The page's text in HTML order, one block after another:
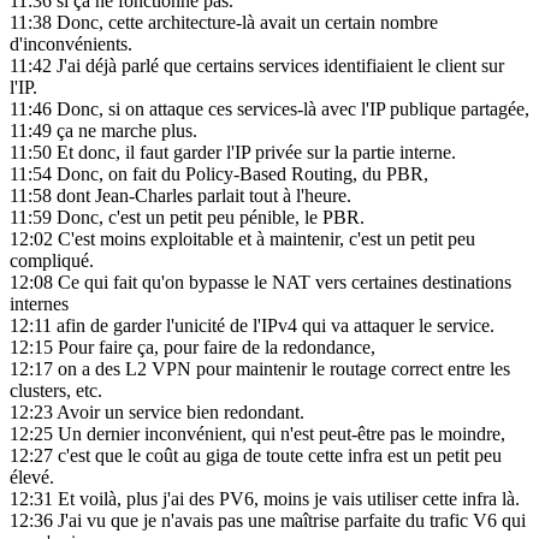
11:38 Donc, cette architecture-là avait un certain nombre
d'inconvénients.
11:42 J'ai déjà parlé que certains services identifiaient le client sur
l'IP.
11:46 Donc, si on attaque ces services-là avec l'IP publique partagée,
11:49 ça ne marche plus.
11:50 Et donc, il faut garder l'IP privée sur la partie interne.
11:54 Donc, on fait du Policy-Based Routing, du PBR,
11:58 dont Jean-Charles parlait tout à l'heure.
11:59 Donc, c'est un petit peu pénible, le PBR.
12:02 C'est moins exploitable et à maintenir, c'est un petit peu
compliqué.
12:08 Ce qui fait qu'on bypasse le NAT vers certaines destinations
internes
12:11 afin de garder l'unicité de l'IPv4 qui va attaquer le service.
12:15 Pour faire ça, pour faire de la redondance,
12:17 on a des L2 VPN pour maintenir le routage correct entre les
clusters, etc.
12:23Avoir un service bien redondant.
12:25 Un dernier inconvénient, qui n'est peut-être pas le moindre,
12:27 c'est que le coût au giga de toute cette infra est un petit peu
élevé.
12:31 Et voilà, plus j'ai des PV6, moins je vais utiliser cette infra là.
12:36 J'ai vu que je n'avais pas une maîtrise parfaite du trafic V6 qui